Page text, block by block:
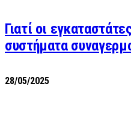
Γιατί οι
συστήματα
28/05/2025